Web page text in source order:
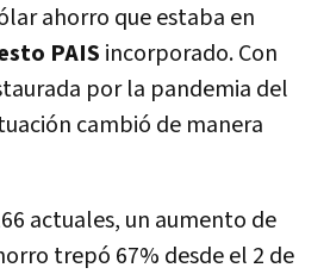
ahorro que estaba en
PAIS incorporado. Con
por la pandemia del
cambió de manera
actuales, un aumento de
trepó 67% desde el 2 de